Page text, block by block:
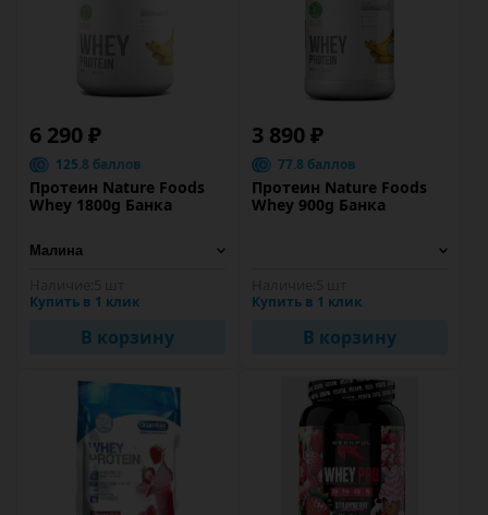
6 290 ₽
125.8 баллов
Протеин Nature Foods
Whey 1800g Банка
Купить в 1 клик
В корзину
3 890 ₽
77.8 баллов
Протеин Nature Foods
Whey 900g Банка
Купить в 1 клик
В корзину